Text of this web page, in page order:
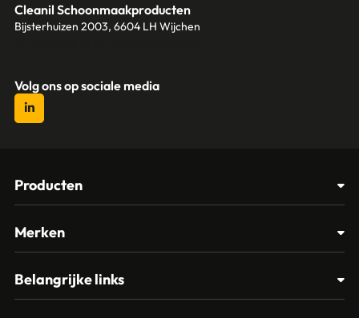
Cleanil Schoonmaakproducten
Bijsterhuizen 2003, 6604 LH Wijchen
Volg ons op sociale media
Producten
Glasbewassing
Materialen
Merken
Spectro
Belangrijke links